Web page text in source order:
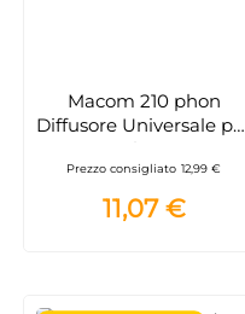
Macom 210 phon
Diffusore Universale per
Prezzo consigliato 12,99 €
11,07 €